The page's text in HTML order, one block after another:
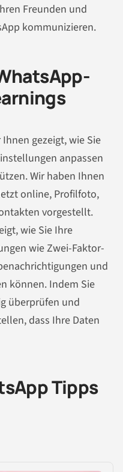
Freunden und
kommunizieren.
gezeigt, wie Sie
anpassen
Wir haben Ihnen
online, Profilfoto,
vorgestellt.
wie Sie Ihre
wie Zwei-Faktor-
und
können. Indem Sie
überprüfen und
dass Ihre Daten
Tipps